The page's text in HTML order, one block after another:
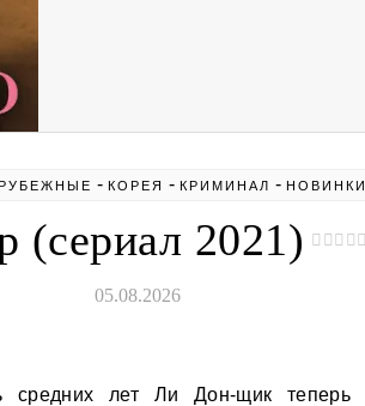
-КОРЕЯ -КРИМИНАЛ -НОВИНКИ
(сериал 2021)
05.08.2026